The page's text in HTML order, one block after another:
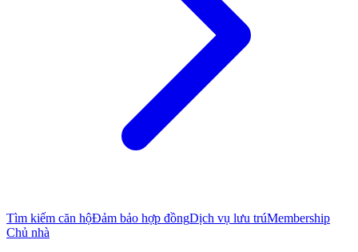
Tìm kiếm căn hộĐảm bảo hợp đồngDịch vụ lưu trúMembership
Chủ nhà